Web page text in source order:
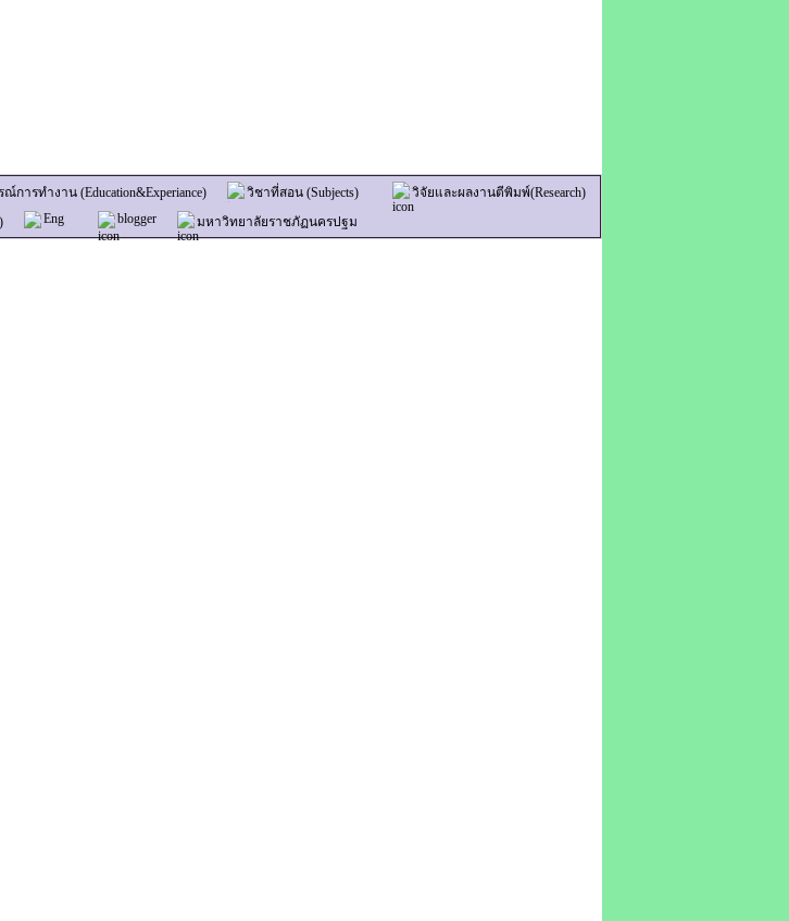
การทำงาน (Education&Experiance) วิชาที่สอน (Subjects)
วิจัยและผลงานตีพิมพ์(Research)
Eng blogger มหาวิทยาลัยราชภัฏนครปฐม